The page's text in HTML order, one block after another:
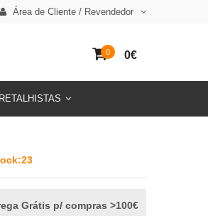
Área de Cliente / Revendedor
RETALHISTAS
0 0€
Grátis p/ compras >100€